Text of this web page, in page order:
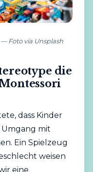
Foto vía Unsplash
die
dass Kinder
mit
Ein Spielzeug
weisen
eine